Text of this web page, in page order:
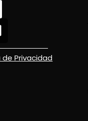
de Privacidad